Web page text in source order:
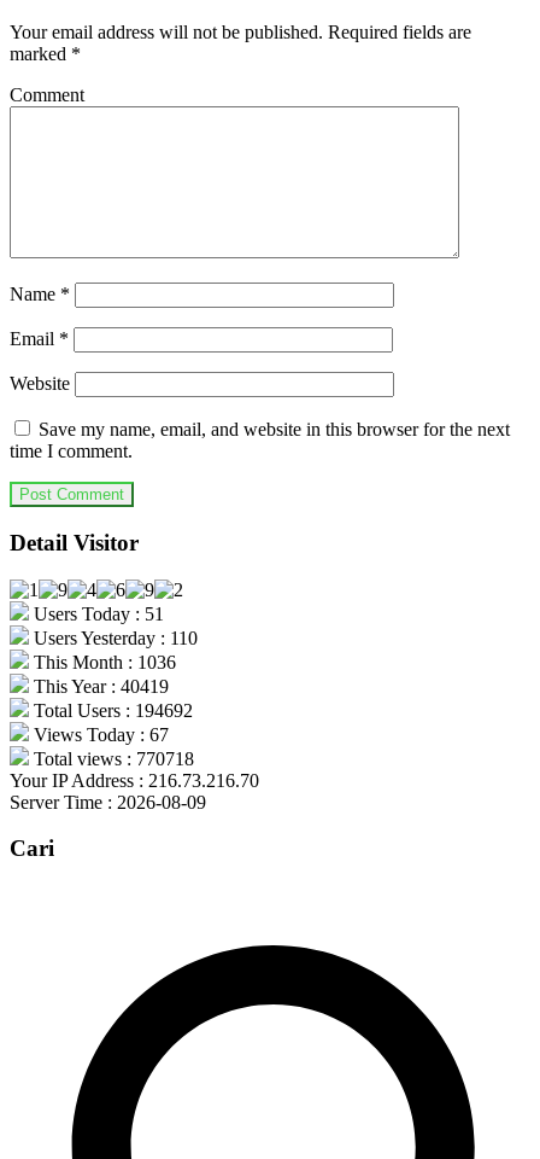
Your email address will not be published. Required fields are
marked *
Comment
Name *
Email *
Website
Save my name, email, and website in this browser for the next
time I comment.
Detail Visitor
Users Today : 51
Users Yesterday : 110
This Month : 1036
This Year : 40419
Total Users : 194692
Views Today : 67
Total views : 770718
Your IP Address : 216.73.216.70
Server Time : 2026-08-09
Cari